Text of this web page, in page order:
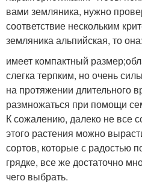
вами земляника, нужно
соответствие нескольким
земляника альпийская, то она:
имеет компактный
слегка терпким, но очень
на протяжении длительного
размножаться при помощи
К сожалению, далеко не все
этого растения можно
сортов, которые с радостью
грядке, все же достаточно
чего выбрать.